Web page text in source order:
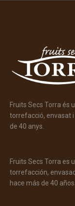
Fruits Secs Torra és
torrefacció, envasat
de 40 anys.
Fruits Secs Torra es
torrefacción,
hace más de 40 años.